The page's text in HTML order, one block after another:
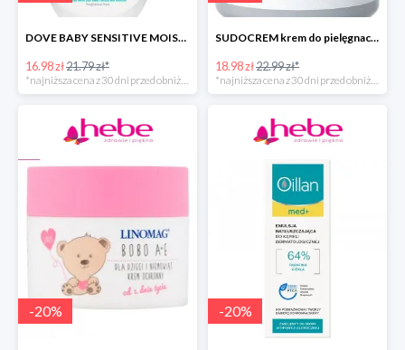
DOVE BABY SENSITIVE MOISTURE emulsja do mycia ciała i włosów -40%
16.98 zł21.79 zł*
SUDOCREM krem do pielęgnacji delikatnej skóry dziecka
18.98 zł22.99 zł*
-20% -20%